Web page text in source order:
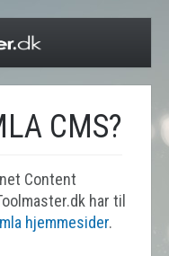
CMS?
Content
har til
hjemmesider.